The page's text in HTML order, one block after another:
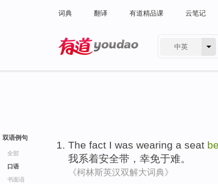
词典 翻译 有道精品课 云笔记
中英
双语例句
全部
口语
书面语
The fact I was wearing a seat
我系着安全带，幸免于难。
《柯林斯英汉双解大词典》